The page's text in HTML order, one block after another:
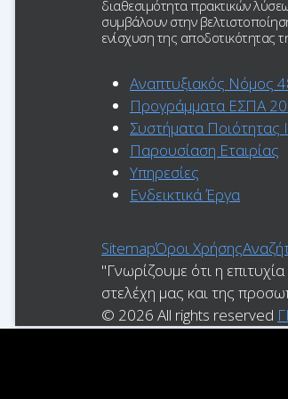
διαθεσιμότητα πρακτικών
συμβάλουν στην
ενίσχυση της αποδοτικότητας
Αναπτυξιακός Νόμος
Προγράμματα ΕΣΠΑ
Συστήματα Ποιότητας
Παρουσίαση Εταιρίας
Υπηρεσίες
Ενδεικτικά Έργα
SitemapΌροι Χρήσης
"Γνωρίζουμε ότι η
στελέχη μας και της
© 2026 All rights reserved